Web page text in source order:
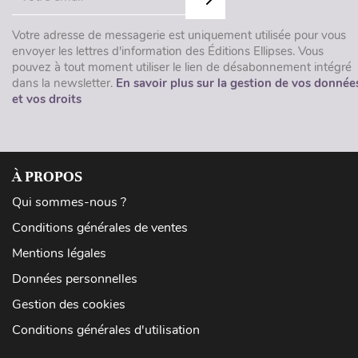
Votre adresse de messagerie est uniquement utilisée pour vous
envoyer les lettres d'information des Éditions Ellipses. Vous
pouvez à tout moment utiliser le lien de désabonnement intégré
dans la newsletter. En savoir plus sur la gestion de vos
et vos droits
À PROPOS
Qui sommes-nous ?
Conditions générales de ventes
Mentions légales
Données personnelles
Gestion des cookies
Conditions générales d'utilisation